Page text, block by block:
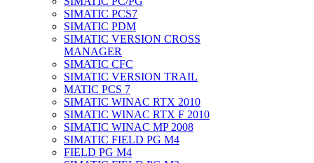
SIMATIC PCS7
SIMATIC PDM
SIMATIC VERSION CROSS
MANAGER
SIMATIC CFC
SIMATIC VERSION TRAIL
MATIC PCS 7
SIMATIC WINAC RTX 2010
SIMATIC WINAC RTX F 2010
SIMATIC WINAC MP 2008
SIMATIC FIELD PG M4
FIELD PG M4